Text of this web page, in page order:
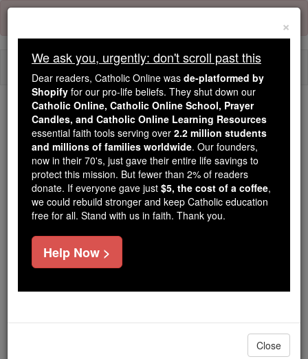
Skip
content
We ask you, urgently: don't scroll past this
Dear readers, Catholic Online
wasde-platformed by Shopify
for our pro-life beliefs. They
shut down ourCatholic
Online, Catholic Online School, Prayer Candles, and
tools serving over
families worldwide. Our founders, now in their 70's,
and keep Catholic education free for all. Stand with us
×
We ask you, urgently: don't scroll past this
Dear readers, Catholic Online was de-platformed by
Shopify for our pro-life beliefs. They shut down our
Catholic Online, Catholic Online School, Prayer
Candles, and Catholic Online Learning Resources
essential faith tools serving over 2.2 million students
and millions of families worldwide. Our founders,
now in their 70's, just gave their entire life savings to
protect this mission. But fewer than 2% of readers
donate. If everyone gave just $5, the cost of a coffee,
we could rebuild stronger and keep Catholic education
free for all. Stand with us in faith. Thank you.
Help Now >
Close